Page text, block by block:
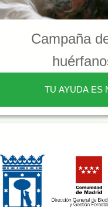
Campaña
TU AYUDA ES